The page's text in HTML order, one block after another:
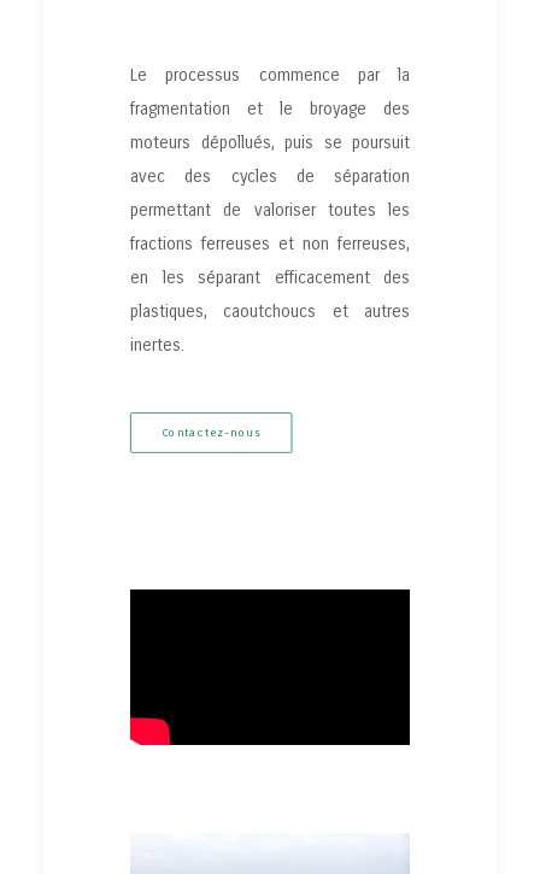
Le processus commence par la
fragmentation et le broyage des
moteurs dépollués, puis se poursuit
avec des cycles de séparation
permettant de valoriser toutes les
fractions ferreuses et non ferreuses,
en les séparant efficacement des
plastiques, caoutchoucs et autres
inertes.
Contactez-nous